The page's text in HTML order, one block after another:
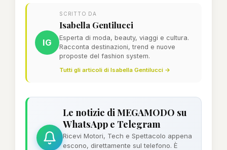
IG
SCRITTO DA
Isabella Gentilucci
Esperta di moda, beauty, viaggi e cultura.
Racconta destinazioni, trend e nuove
proposte del fashion system.
Tutti gli articoli di Isabella Gentilucci →
Le notizie di MEGAMODO su
WhatsApp e Telegram
Ricevi Motori, Tech e Spettacolo appena
escono, direttamente sul telefono. È